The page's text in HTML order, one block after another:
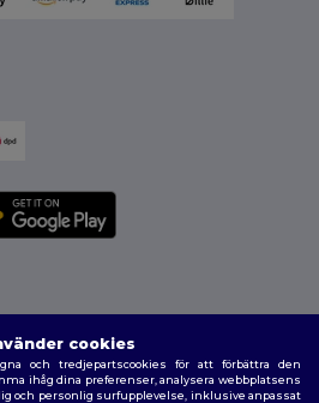
förbehållna
|Integritetspolicy|Policy för cookies
cookies
och tredjepartscookies för att förbättra den
ihåg dina preferenser, analysera webbplatsens
och personlig surfupplevelse, inklusive anpassat